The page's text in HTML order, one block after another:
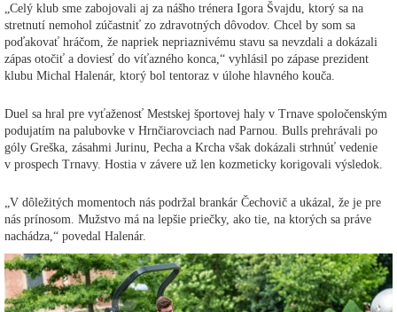
„Celý klub sme zabojovali aj za nášho trénera Igora Švajdu, ktorý sa na
stretnutí nemohol zúčastniť zo zdravotných dôvodov. Chcel by som sa
poďakovať hráčom, že napriek nepriaznivému stavu sa nevzdali a dokázali
zápas otočiť a doviesť do víťazného konca,“ vyhlásil po zápase prezident
klubu Michal Halenár, ktorý bol tentoraz v úlohe hlavného kouča.
Duel sa hral pre vyťaženosť Mestskej športovej haly v Trnave spoločenským
podujatím na palubovke v Hrnčiarovciach nad Parnou. Bulls prehrávali po
góly Greška, zásahmi Jurinu, Pecha a Krcha však dokázali strhnúť vedenie
v prospech Trnavy. Hostia v závere už len kozmeticky korigovali výsledok.
„V dôležitých momentoch nás podržal brankár Čechovič a ukázal, že je pre
nás prínosom. Mužstvo má na lepšie priečky, ako tie, na ktorých sa práve
nachádza,“ povedal Halenár.